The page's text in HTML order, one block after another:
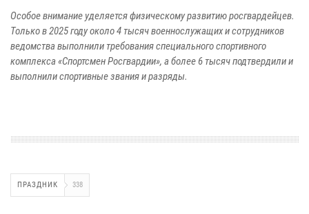
Особое внимание уделяется физическому развитию росгвардейцев.
Только в 2025 году около 4 тысяч военнослужащих и сотрудников
ведомства выполнили требования специального спортивного
комплекса «Спортсмен Росгвардии», а более 6 тысяч подтвердили и
выполнили спортивные звания и разряды.
ПРАЗДНИК 338